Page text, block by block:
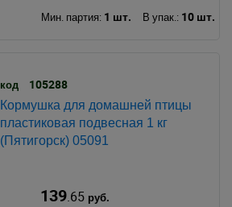
Мин. партия: 1 шт. В упак.: 10 шт.
код 105288
Кормушка для домашней птицы
пластиковая подвесная 1 кг
(Пятигорск) 05091
139.65руб.